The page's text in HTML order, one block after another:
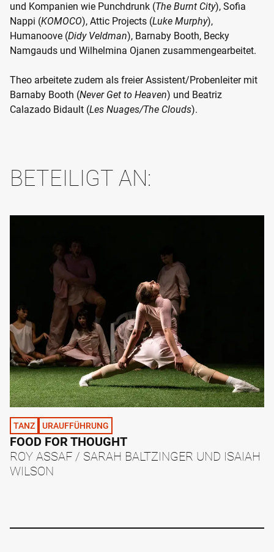
und Kompanien wie Punchdrunk (The Burnt City), Sofia
Nappi (KOMOCO), Attic Projects (Luke Murphy),
Humanoove (Didy Veldman), Barnaby Booth, Becky
Namgauds und Wilhelmina Ojanen zusammengearbeitet.
Theo arbeitete zudem als freier Assistent/Probenleiter mit
Barnaby Booth (Never Get to Heaven) und Beatriz
Calazado Bidault (Les Nuages/The Clouds).
BETEILIGT AN:
TANZ URAUFFÜHRUNG
FOOD FOR THOUGHT
ROY ASSAF / SARAH BALTZINGER UND ISAIAH
WILSON